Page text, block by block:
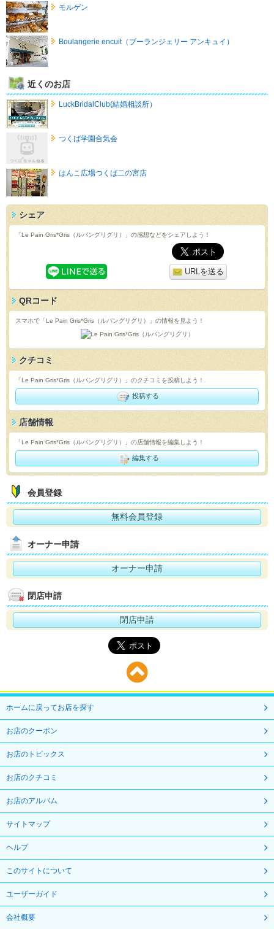
モルゲン
Boulangerie encuit（ブーランジェリー アンキュイ）
近くのお店
LuckBridalClub(結婚相談所）
つくば学園合気会
はんこ広場つくば二の宮店
シェア
「Le Pain Gris*Gris（ルパングリグリ）」の感想などをシェアしよう！
URLを送る
QRコード
スマホで「Le Pain Gris*Gris（ルパングリグリ）」の情報を見よう！
クチコミ
「Le Pain Gris*Gris（ルパングリグリ）」のクチコミを投稿しよう！
投稿する
店舗情報
「Le Pain Gris*Gris（ルパングリグリ）」の店舗情報を編集しよう！
編集する
会員登録
無料会員登録
オーナー申請
オーナー申請
閉店申請
閉店申請
ホームに戻ってお店を探す
お店のクーポン
お店のトピックス
お店のクチコミ
お店のアルバム
サイトマップ
ヘルプ
このサイトについて
ユーザーガイド
会社概要